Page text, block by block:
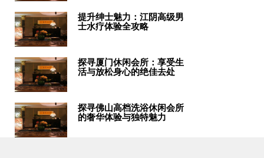
提升绅士魅力：江阴高级男
士水疗体验全攻略
探寻厦门休闲会所：享受生
活与放松身心的绝佳去处
探寻佛山高档洗浴休闲会所
的奢华体验与独特魅力